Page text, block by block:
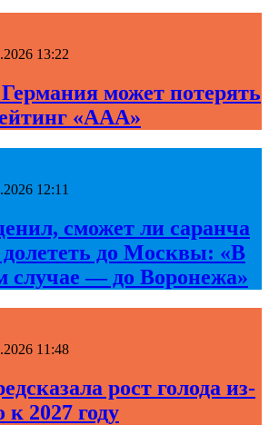
13:22
может потерять
«ААА»
12:11
сможет ли саранча
долететь до Москвы: «В
случае — до Воронежа»
11:48
рост голода из-
2027 году